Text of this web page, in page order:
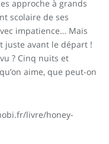
approche à grands
scolaire de ses
impatience… Mais
juste avant le départ !
? Cinq nuits et
aime, que peut-on
livre/honey-